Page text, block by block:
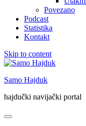
Povezano
Podcast
Statistika
Kontakt
Skip to content
Samo Hajduk
hajdučki navijački portal